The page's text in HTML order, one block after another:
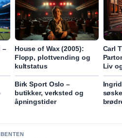
–
House of Wax (2005):
Flopp, plottvending og
kultstatus
Carl
Liv
Birk Sport Oslo –
butikker, verksted og
åpningstider